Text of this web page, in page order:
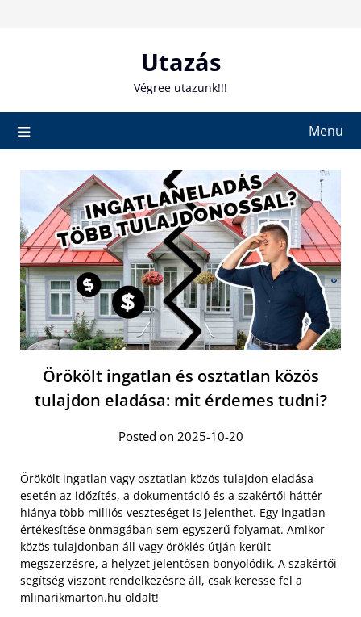
Utazás
Végree utazunk!!!
Menu
Örökölt ingatlan és osztatlan közös
tulajdon eladása: mit érdemes tudni?
Posted on 2025-10-20
Örökölt ingatlan vagy osztatlan közös tulajdon eladása
esetén az időzítés, a dokumentáció és a szakértői háttér
hiánya több milliós veszteséget is jelenthet. Egy ingatlan
értékesítése önmagában sem egyszerű folyamat. Amikor
közös tulajdonban áll vagy öröklés útján került
megszerzésre, a helyzet jelentősen bonyolódik. A szakértői
segítség viszont rendelkezésre áll, csak keresse fel a
mlinarikmarton.hu oldalt!